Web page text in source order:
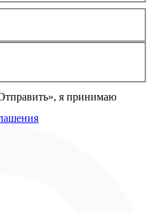
я принимаю